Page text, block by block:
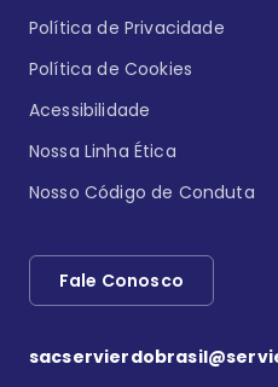
Política de Privacidade
Política de Cookies
Acessibilidade
Nossa Linha Ética
Nosso Código de Conduta
Fale Conosco